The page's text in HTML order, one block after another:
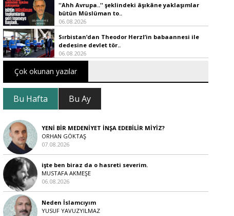
''Ahh Avrupa..'' şeklindeki âşıkâne yaklaşımlar
bütün Müslüman to..
06.08.2026
Sırbistan’dan Theodor Herzl’in babaannesi ile
dedesine devlet tör..
06.08.2026
Çok okunan yazılar
Bu Hafta Bu Ay
YENİ BİR MEDENİYET İNŞA EDEBİLİR MİYİZ?
ORHAN GÖKTAŞ
07.08.2026
işte ben biraz da o hasreti severim.
MUSTAFA AKMEŞE
06.08.2026
Neden İslamcıyım
YUSUF YAVUZYILMAZ